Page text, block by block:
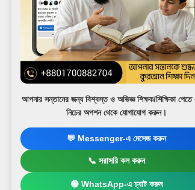
আপনার সন্তানের জন্য বিশ্বস্ত ও অভিজ্ঞ শিক্ষক/শিক্ষিকা
নিচের অপশন থেকে যোগাযোগ করুন।
💬 Messenger-এ মেসেজ করুন
📞 সরাসরি কল করুন
🟢 WhatsApp-এ চ্যাট করুন